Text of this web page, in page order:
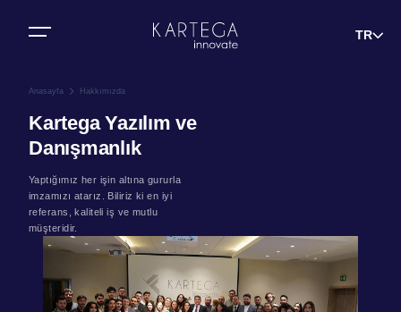
TR
Anasayfa Hakkımızda
Kartega Yazılım ve
Danışmanlık
Yaptığımız her işin altına gururla
imzamızı atarız. Biliriz ki en iyi
referans, kaliteli iş ve mutlu
müşteridir.